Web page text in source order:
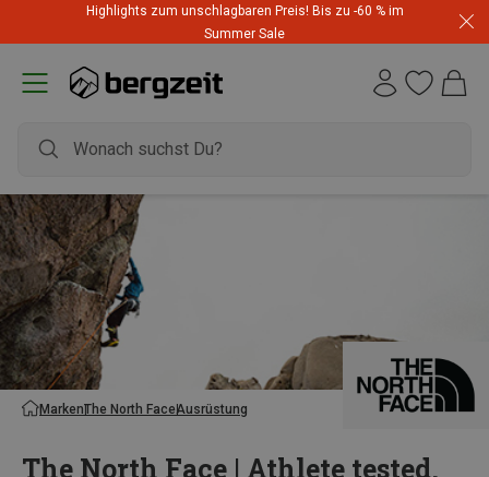
Highlights zum unschlagbaren Preis! Bis zu -60 % im
Summer Sale
MarkenThe North FaceAusrüstung
The North Face | Athlete tested.